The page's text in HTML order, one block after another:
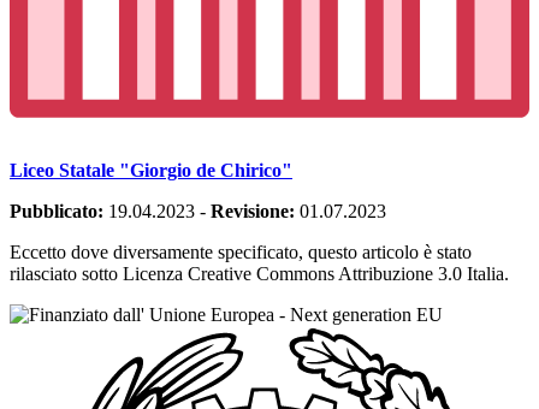
Liceo Statale "Giorgio de Chirico"
Pubblicato: 19.04.2023 - Revisione: 01.07.2023
Eccetto dove diversamente specificato, questo articolo è stato
rilasciato sotto Licenza Creative Commons Attribuzione 3.0 Italia.